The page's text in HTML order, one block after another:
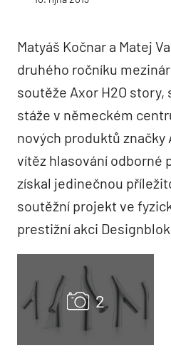
Matyáš Kočnar a Matej
druhého ročníku
soutěže Axor H2O
stáže v německém
nových produktů značky
vítěz hlasování odborné
získal jedinečnou
soutěžní projekt ve
prestižní akci Designblok